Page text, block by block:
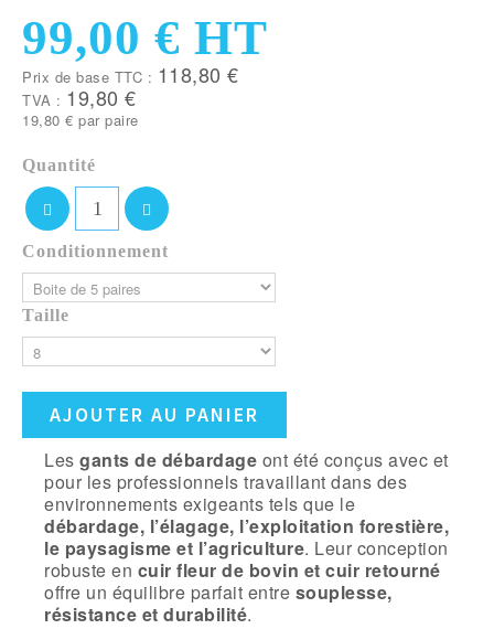
99,00 € HT
Prix de base TTC : 118,80 €
TVA : 19,80 €
19,80 € par paire
Quantité
Conditionnement
Taille
AJOUTER AU PANIER
Les gants de débardage ont été conçus avec et
pour les professionnels travaillant dans des
environnements exigeants tels que le
débardage, l’élagage, l’exploitation forestière,
le paysagisme et l’agriculture. Leur conception
robuste en cuir fleur de bovin et cuir retourné
offre un équilibre parfait entre souplesse,
résistance et durabilité.